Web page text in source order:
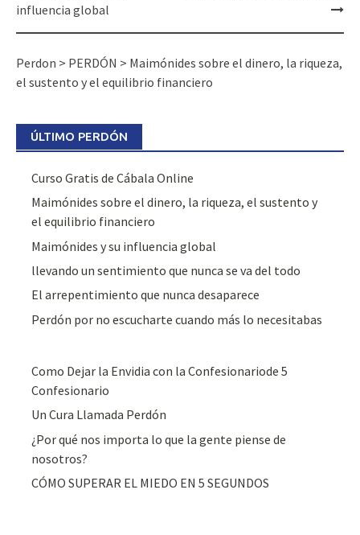
influencia global
Perdon > PERDÓN > Maimónides sobre el dinero, la riqueza,
el sustento y el equilibrio financiero
ÚLTIMO PERDÓN
Curso Gratis de Cábala Online
Maimónides sobre el dinero, la riqueza, el sustento y
el equilibrio financiero
Maimónides y su influencia global
llevando un sentimiento que nunca se va del todo
El arrepentimiento que nunca desaparece
Perdón por no escucharte cuando más lo necesitabas
Como Dejar la Envidia con la Confesionariode 5
Confesionario
Un Cura Llamada Perdón
¿Por qué nos importa lo que la gente piense de
nosotros?
CÓMO SUPERAR EL MIEDO EN 5 SEGUNDOS